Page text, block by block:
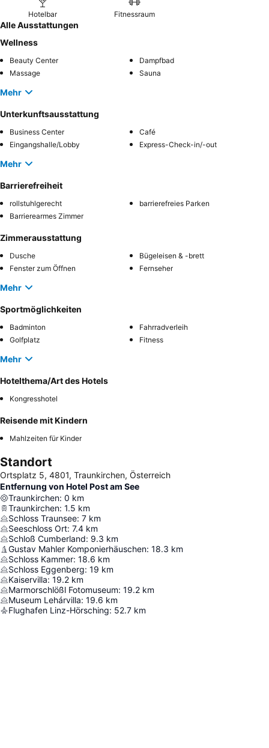
Hotelbar Fitnessraum
Alle Ausstattungen
Wellness
Beauty Center
Dampfbad
Massage
Sauna
Mehr
Unterkunftsausstattung
Business Center
Café
Eingangshalle/Lobby
Express-Check-in/-out
Mehr
Barrierefreiheit
rollstuhlgerecht
barrierefreies Parken
Barrierearmes Zimmer
Zimmerausstattung
Dusche
Bügeleisen & -brett
Fenster zum Öffnen
Fernseher
Mehr
Sportmöglichkeiten
Badminton
Fahrradverleih
Golfplatz
Fitness
Mehr
Hotelthema/Art des Hotels
Kongresshotel
Reisende mit Kindern
Mahlzeiten für Kinder
Standort
Ortsplatz 5, 4801, Traunkirchen, Österreich
Entfernung von Hotel Post am See
Traunkirchen: 0 km
Traunkirchen: 1.5 km
Schloss Traunsee: 7 km
Seeschloss Ort: 7.4 km
Schloß Cumberland: 9.3 km
Gustav Mahler Komponierhäuschen: 18.3 km
Schloss Kammer: 18.6 km
Schloss Eggenberg: 19 km
Kaiservilla: 19.2 km
Marmorschlößl Fotomuseum: 19.2 km
Museum Lehárvilla: 19.6 km
Flughafen Linz-Hörsching: 52.7 km